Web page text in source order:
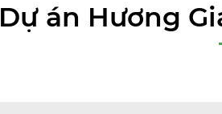
Dự án Hương